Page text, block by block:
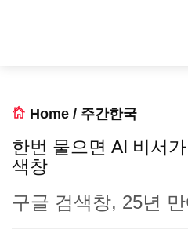
Home / 주간한국
한번 물으면 AI 비서
색창
구글 검색창, 25년